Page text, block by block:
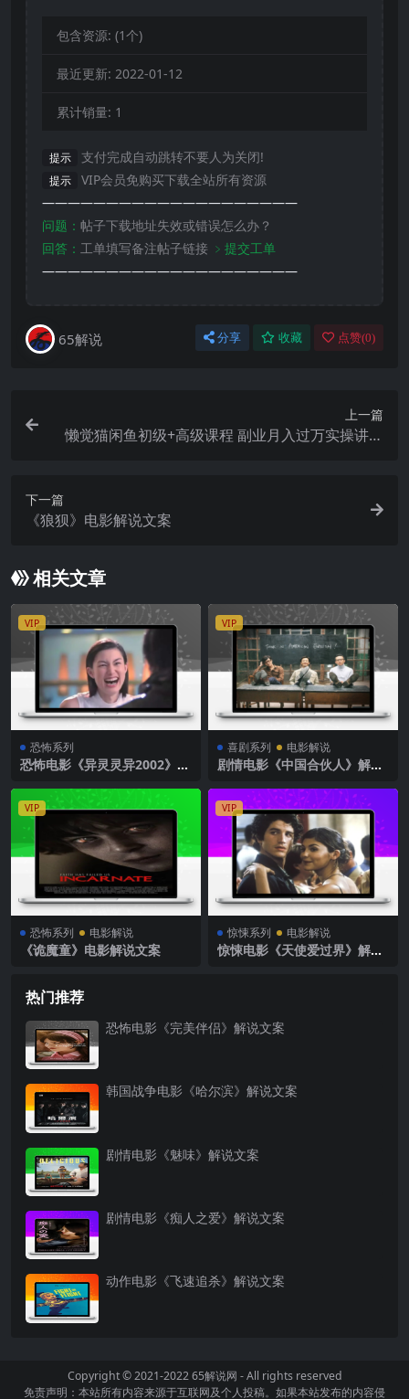
包含资源: (1个)
最近更新: 2022-01-12
累计销量: 1
提示 支付完成自动跳转不要人为关闭!
提示
VIP会员免购买下载全站所有资源
————————————————————
问题： 帖子下载地址失效或错误怎么办？
回答： 工单填写备注帖子链接 ﹥提交工单
————————————————————
65解说 分享 收藏 点赞(0)
上一篇
懒觉猫闲鱼初级+高级课程 副业月入过万实操讲解
下一篇
《狼狈》电影解说文案
相关文章
VIP
恐怖系列
恐怖电影《异灵灵异2002》解
VIP
喜剧系列 电影解说
剧情电影《中国合伙人》解说
VIP
恐怖系列 电影解说
《诡魔童》电影解说文案
VIP
惊悚系列 电影解说
惊悚电影《天使爱过界》解说
热门推荐
恐怖电影《完美伴侣》解说文案
韩国战争电影《哈尔滨》解说文案
剧情电影《魅味》解说文案
剧情电影《痴人之爱》解说文案
动作电影《飞速追杀》解说文案
Copyright © 2021-202265解说网 - All rights reserved
免责声明：本站所有内容来源于互联网及个人投稿。如果本站发布的内容侵